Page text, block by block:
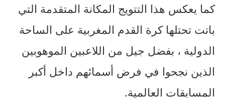
كما يعكس هذا التتويج المكانة المتقدمة التي
باتت تحتلها كرة القدم المغربية على الساحة
الدولية ، بفضل جيل من اللاعبين الموهوبين
الذين نجحوا في فرض أسمائهم داخل أكبر
المسابقات العالمية.